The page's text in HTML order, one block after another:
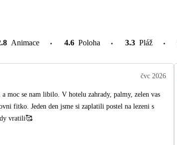
Animace 4.6 Poloha 3.3 Pláž
čvc 2026
moc se nam libilo. V hotelu zahrady, palmy, zelen vas
fitko. Jeden den jsme si zaplatili postel na lezeni s
vratili🥰